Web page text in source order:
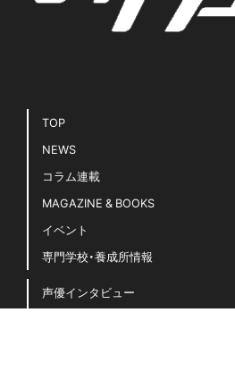
TOP
NEWS
コラム連載
MAGAZINE & BOOKS
イベント
専門学校・養成所情報
声優インタビュー